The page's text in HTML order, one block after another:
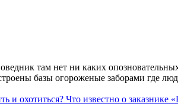
там нет ни каких
базы огороженые заборами где
и охотиться? Что известно о заказнике